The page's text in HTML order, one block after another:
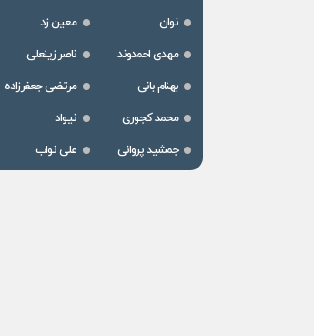
نوان
معین زد
مهدی احمدوند
ناصر زینعلی
بهنام بانی
مرتضی جعفرزاده
محمد کجوری
نیواد
جمشید پروانی
علی نواب